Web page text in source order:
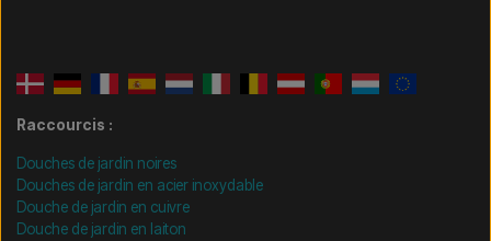
Raccourcis :
Douches de jardin noires
Douches de jardin en acier inoxydable
Douche de jardin en cuivre
Douche de jardin en laiton